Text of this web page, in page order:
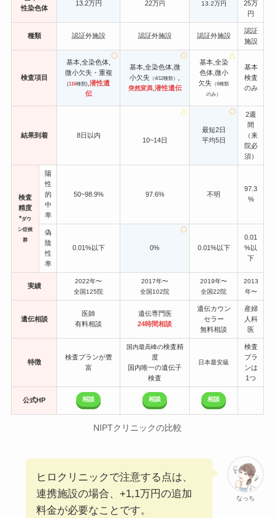
性染色体
13.2万円 22万円 13.2万円
25万
円
種類 認証外施設 認証外施設 認証外施設
認証
施設
検査項目
基本,全染色体,
微小欠失・重複
(116種類) 潜性遺
伝
基本,全染色体,微
小欠失 （4/12種類）
突然変異, 潜性遺伝
基本,全染
色体,微小
欠失 （6種類
のみ）
基本
検査
のみ
結果到着 8日以内
10~14日
最短2日
平均5日
2週
間
（来
院必
須）
検査
精度
*ダウ
ン症候
群
陽
性
的
中
率
50~98.9% 97.6% 不明
97.3
%
偽
陰
性
率
0.01%以下 0% 0.01%以下
0.01
%以
下
実績
2022年〜
全国125院
2017年〜
全国102院
2019年〜
全国22院
2013
年〜
遺伝相談
医師
有料相談
遺伝専門医
24時間相談
遺伝カウン
セラー
無料相談
産婦
人科
医
特徴
検査プランが豊
富
国内最高峰の検査精
度
国内唯一の遺伝子
検査
日本最安級
検査
プラ
ンは
1つ
公式HP 相談 相談 相談
NIPTクリニックの比較
なっち
ヒロクリニックで注意する点は、
連携施設の場合、+1,1万円の追加
料金が必要なことです。